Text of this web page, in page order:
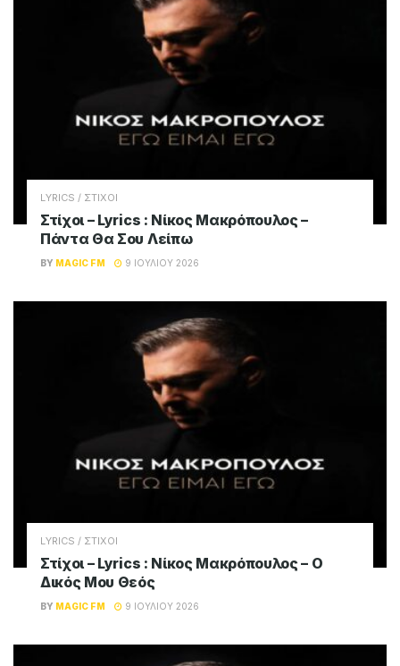
LYRICS / ΣΤΙΧΟΙ
Στίχοι – Lyrics : Γιάννης Πλούταρχος – Σ’
Αγαπώ Σαν Αμαρτία
BY MAGIC FM 16 ΙΟΥΛΊΟΥ 2026
LYRICS / ΣΤΙΧΟΙ
Στίχοι – Lyrics : Νίκος Μακρόπουλος – Θα
Την Κάψω Την Πόλη
BY MAGIC FM 9 ΙΟΥΛΊΟΥ 2026